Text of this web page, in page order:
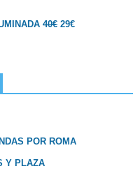
40€ 29€
POR ROMA
Y PLAZA